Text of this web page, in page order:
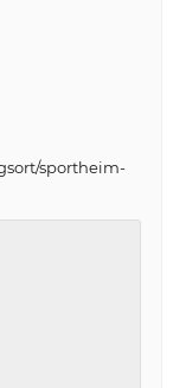
sportheim-